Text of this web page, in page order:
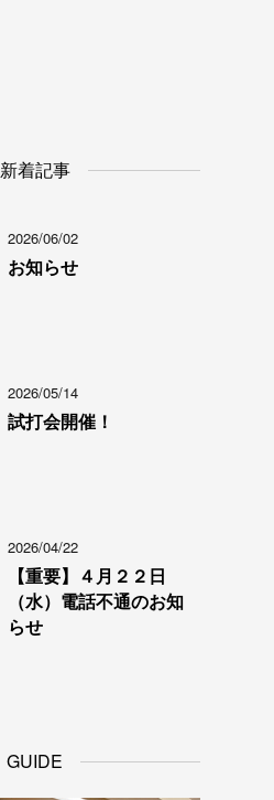
新着記事
2026/06/02
お知らせ
2026/05/14
試打会開催！
2026/04/22
【重要】４月２２日
（水）電話不通のお知
らせ
GUIDE